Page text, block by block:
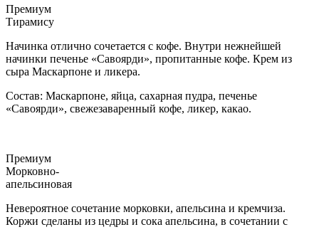
Премиум
Тирамису
Начинка отлично сочетается с кофе. Внутри нежнейшей
начинки печенье «Савоярди», пропитанные кофе. Крем из
сыра Маскарпоне и ликера.
Состав: Маскарпоне, яйца, сахарная пудра, печенье
«Савоярди», свежезаваренный кофе, ликер, какао.
Премиум
Морковно-
апельсиновая
Невероятное сочетание морковки, апельсина и кремчиза.
Коржи сделаны из цедры и сока апельсина, в сочетании с